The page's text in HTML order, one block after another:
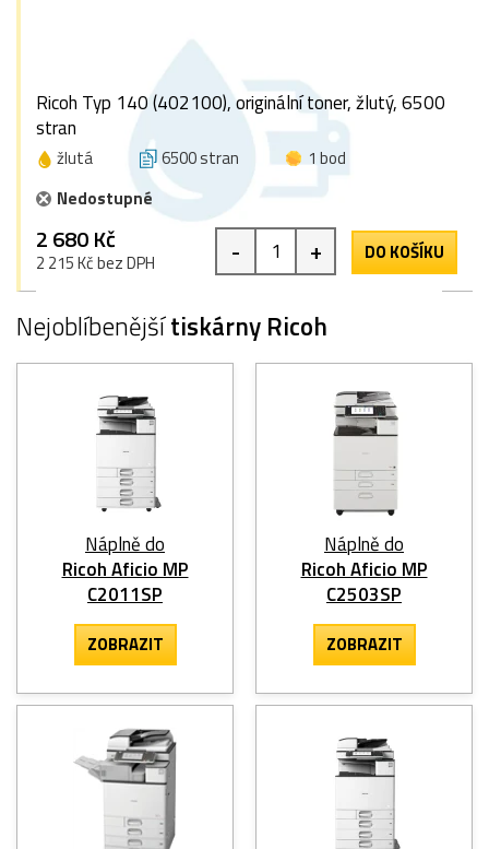
Ricoh Typ 140 (402100), originální toner, žlutý, 6500
stran
žlutá 6500 stran
1 bod
Nedostupné
2 680 Kč
2 215 Kč bez DPH - + DO KOŠÍKU
Nejoblíbenějšítiskárny Ricoh
Náplně do
Ricoh Aficio MP
C2011SP
ZOBRAZIT
Náplně do
Ricoh Aficio MP
C2503SP
ZOBRAZIT